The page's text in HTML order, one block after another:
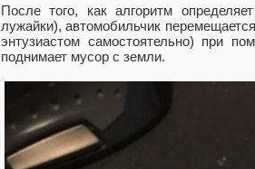
После того, как алгоритм
лужайки), автомобильчик
энтузиастом самостоятельно) при
поднимает мусор с земли.